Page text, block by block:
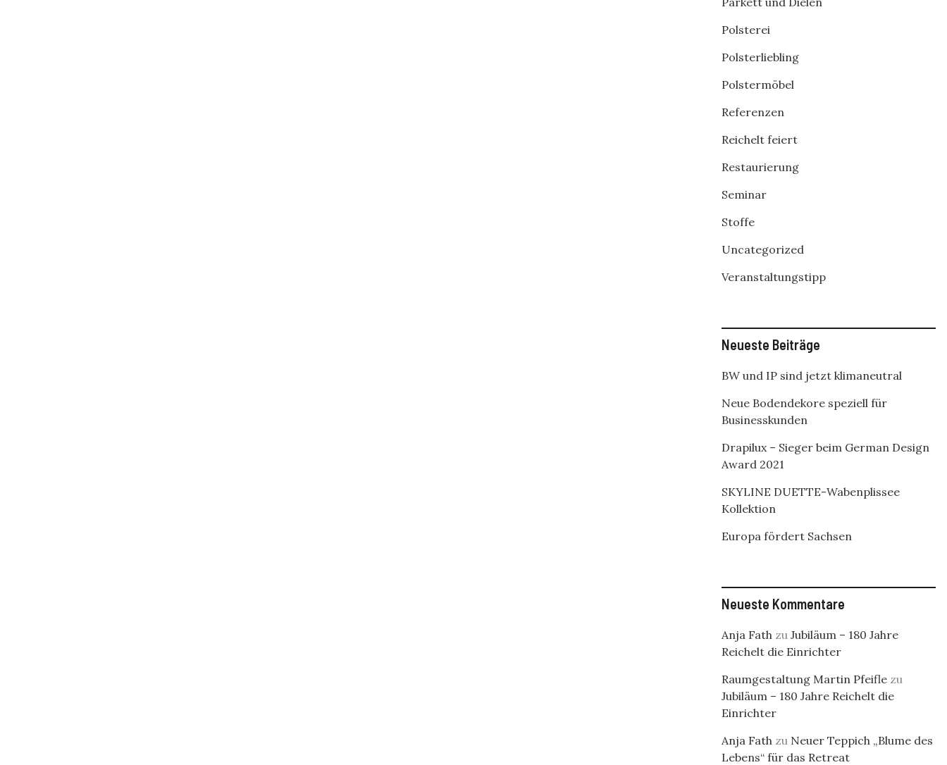
Polsterei
Polsterliebling
Polstermöbel
Referenzen
Reichelt feiert
Restaurierung
Seminar
Stoffe
Uncategorized
Veranstaltungstipp
Neueste Beiträge
BW und IP sind jetzt klimaneutral
Neue Bodendekore speziell für
Businesskunden
Drapilux – Sieger beim German Design
Award 2021
SKYLINE DUETTE-Wabenplissee
Kollektion
Europa fördert Sachsen
Neueste Kommentare
Anja Fath zu Jubiläum – 180 Jahre
Reichelt die Einrichter
Raumgestaltung Martin Pfeifle zu
Jubiläum – 180 Jahre Reichelt die
Einrichter
Anja Fath zu Neuer Teppich „Blume des
Lebens“ für das Retreat